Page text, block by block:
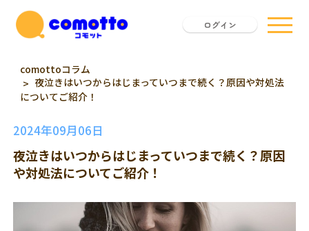
ログイン
comottoコラム
夜泣きはいつからはじまっていつまで続く？原因や対処法
についてご紹介！
2024年09月06日
夜泣きはいつからはじまっていつまで続く？原因
や対処法についてご紹介！